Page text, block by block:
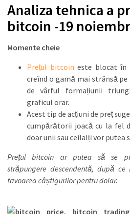
Analiza tehnica a
bitcoin -19
Momente cheie
Prețul bitcoin este blocat în
creînd o gamă mai strânsă pe
de vârful formațiunii
graficul orar.
Acest tip de acțiuni de preț
cumpărătorii joacă cu la fel
doar unii sau ceilalți vor putea
Prețul bitcoin ar putea să se
străpungere descendentă, după ce
favoarea câștigurilor pentru dolar.